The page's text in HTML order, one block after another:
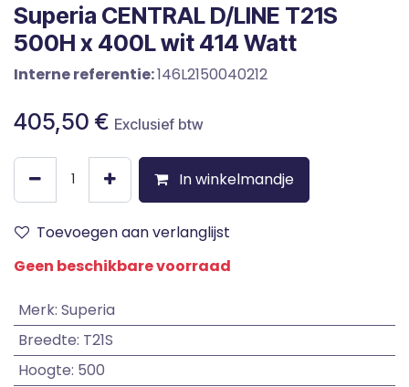
Superia CENTRAL D/LINE T21S
500H x 400L wit 414 Watt
Interne referentie:146L2150040212
405,50 € Exclusief btw
In winkelmandje
Toevoegen aan verlanglijst
Geen beschikbare voorraad
Merk: Superia
Breedte: T21S
Hoogte: 500